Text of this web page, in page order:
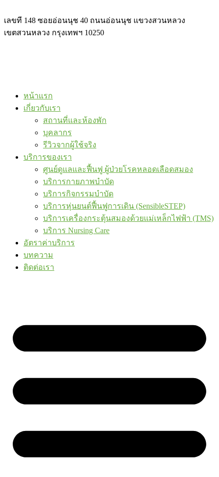
เลขที 148 ซอยอ่อนนุช 40 ถนนอ่อนนุช แขวงสวนหลวง
เขตสวนหลวง กรุงเทพฯ 10250
หน้าแรก
เกี่ยวกับเรา
สถานที่และห้องพัก
บุคลากร
รีวิวจากผู้ใช้จริง
บริการของเรา
ศูนย์ดูแลและฟื้นฟู ผู้ป่วยโรคหลอดเลือดสมอง
บริการกายภาพบำบัด
บริการกิจกรรมบำบัด
บริการหุ่นยนต์ฟื้นฟูการเดิน (SensibleSTEP)
บริการเครื่องกระตุ้นสมองด้วยแม่เหล็กไฟฟ้า (TMS)
บริการ Nursing Care
อัตราค่าบริการ
บทความ
ติดต่อเรา